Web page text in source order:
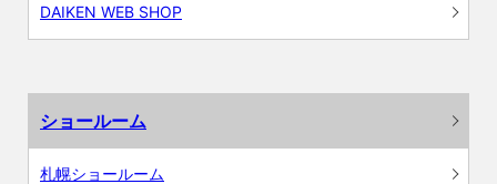
DAIKEN WEB SHOP
ショールーム
札幌ショールーム